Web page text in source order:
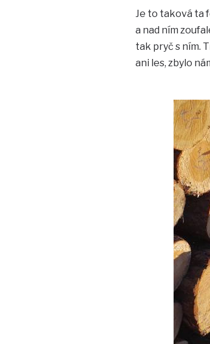
Je to taková ta
a nad ním
tak pryč s ním.
ani les, zbylo